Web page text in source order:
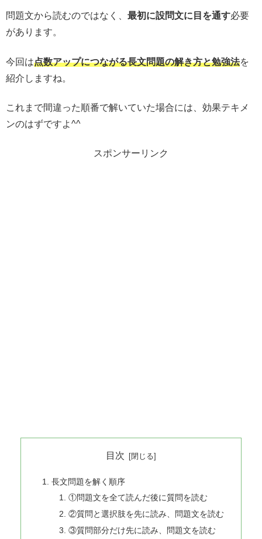
問題文から読むのではなく、 最初に設問文に目を通す必要
があります。
今回は点数アップにつながる長文問題の解き方と勉強法を
紹介しますね。
これまで間違った順番で解いていた場合には、効果テキメ
ンのはずですよ^^
スポンサーリンク
目次
長文問題を解く順序
①問題文を全て読んだ後に質問を読む
②質問と選択肢を先に読み、問題文を読む
③質問部分だけ先に読み、問題文を読む